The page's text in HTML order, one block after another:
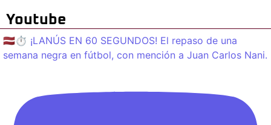
Youtube
🇱🇻⏱️ ¡LANÚS EN 60 SEGUNDOS! El repaso de una
semana negra en fútbol, con mención a Juan Carlos Nani.